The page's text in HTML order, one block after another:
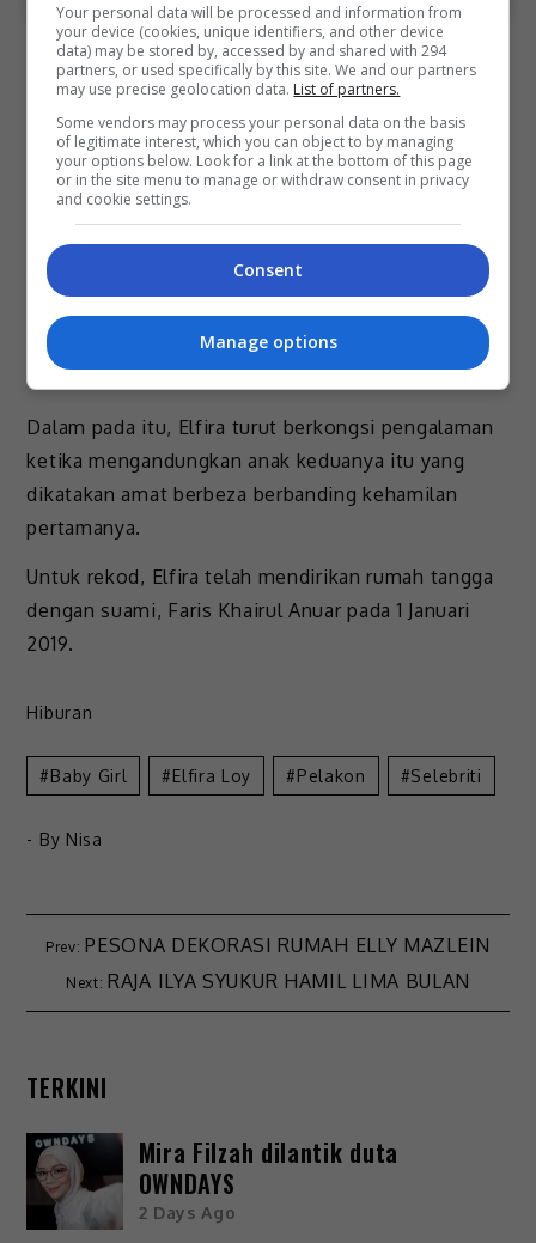
“Kalau orang lain tanya, memang saya jawab tak
kisah mana-mana jantina tetapi saya tak boleh
sembunyikan daripada rakan-rakan baik saya.
Mereka mesti tahu saya nak bayi perempuan.
“Sejak Rayyan lahir lagi, saya berdoa untuk
dikurniakan zuriat perempuan tetapi saya tak tahu
bila Allah akan beri. Jadi selama dua tahun saya
terus berdoa.
“MashaAllah. Allah tu sangat baik dengan El. Allah
izinkan. Syukur, syukur Alhamdulillah,” luahnya.
Dalam pada itu, Elfira turut berkongsi pengalaman
ketika mengandungkan anak keduanya itu yang
dikatakan amat berbeza berbanding kehamilan
pertamanya.
Untuk rekod, Elfira telah mendirikan rumah tangga
dengan suami, Faris Khairul Anuar pada 1 Januari
2019.
Hiburan
Baby Girl Elfira Loy Pelakon Selebriti
- By Nisa
PESONA DEKORASI RUMAH ELLY MAZLEIN
RAJA ILYA SYUKUR HAMIL LIMA BULAN
TERKINI
Mira Filzah dilantik duta
OWNDAYS
2 Days Ago
Your personal data will be processed and information from
your device (cookies, unique identifiers, and other device
data) may be stored by, accessed by and shared with 294
partners, or used specifically by this site. We and our partners
may use precise geolocation data. List of partners.
Some vendors may process your personal data on the basis
of legitimate interest, which you can object to by managing
your options below. Look for a link at the bottom of this page
or in the site menu to manage or withdraw consent in privacy
and cookie settings.
Consent
Manage options